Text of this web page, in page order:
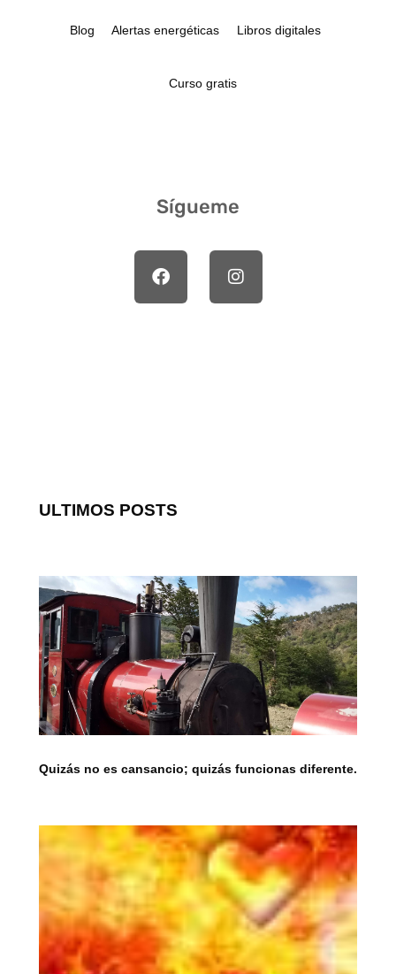
Blog Alertas energéticas Libros digitales
Curso gratis
Sígueme
ULTIMOS POSTS
Quizás no es cansancio; quizás funcionas diferente.